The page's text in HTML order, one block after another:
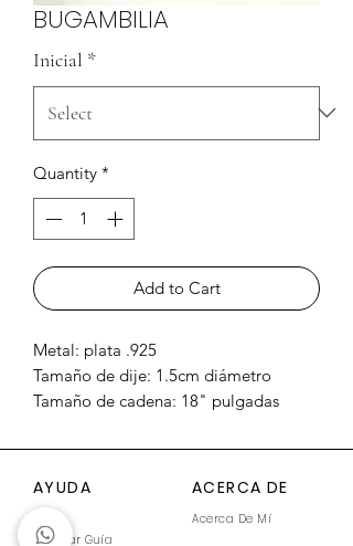
BUGAMBILIA
Inicial *
Quantity *
Add to Cart
Metal: plata .925
Tamaño de dije: 1.5cm diámetro
Tamaño de cadena: 18" pulgadas
Hecho a mano, puede tener
imperfecciones leves por ser una
Tiempo de elaboración: 10 días
AYUDA ACERCA DE
Acerca De Mí
Generar Guía